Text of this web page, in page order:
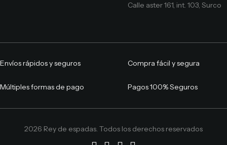
Calle aster 161, int. 103, Surco
Envíos rápidos y seguros Compra fácil y segura
Múltiples formas de pago Pagos 100% Seguros
2026 Rey de espadas. Todos los derechos reservados